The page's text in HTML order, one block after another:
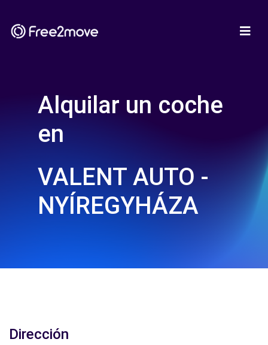
Alquilar un coche
en
VALENT AUTO -
NYÍREGYHÁZA
Dirección